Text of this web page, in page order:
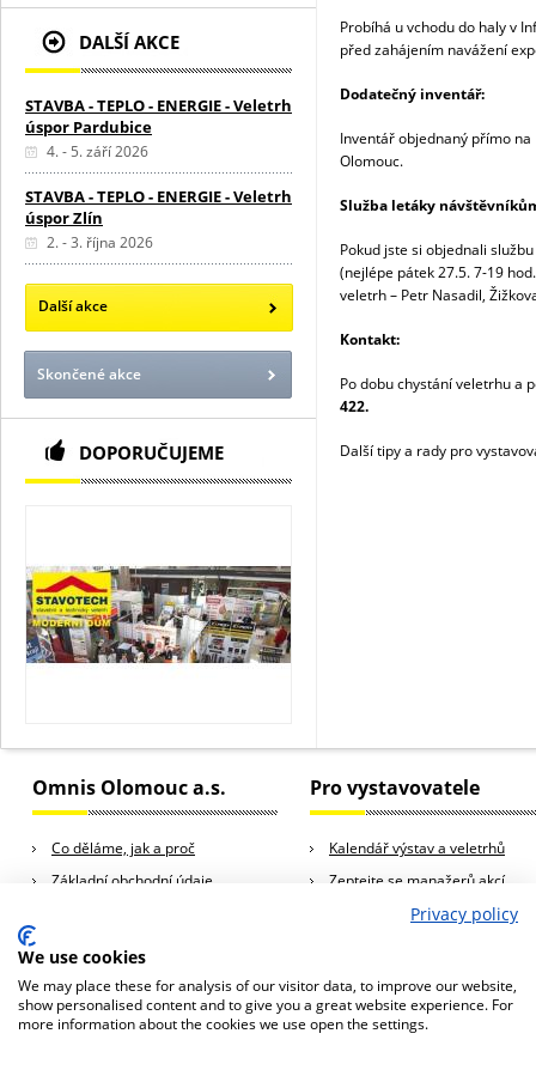
Probíhá u vchodu do haly v
před zahájením navážení
Dodatečný inventář:
Inventář objednaný přímo
Olomouc.
Služba letáky
Pokud jste si objednali
(nejlépe pátek 27.5. 7-19
veletrh – Petr Nasadil,
Kontakt:
Po dobu chystání veletrhu a
422.
Další tipy a rady pro
DALŠÍ AKCE
STAVBA - TEPLO - ENERGIE - Veletrh
úspor Pardubice
4. - 5. září 2026
STAVBA - TEPLO - ENERGIE - Veletrh
úspor Zlín
2. - 3. října 2026
Další akce
Skončené akce
DOPORUČUJEME
Omnis Olomouc a.s.
Co děláme, jak a proč
Základní obchodní údaje
Pro vystavovatele
Kalendář výstav a veletrhů
Zeptejte se manažerů akcí
Rady a tipy pro vystavovatele
© 2013 Omnis Olomouc a.s., všechna práva vyhrazena
Privacy policy
We use cookies
We may place these for analysis of our visitor data, to improve our website,
show personalised content and to give you a great website experience. For
more information about the cookies we use open the settings.